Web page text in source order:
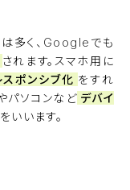
多く、Googleでも
されます。スマホ用に
スポンシブ化 をすれ
パソコンなど デバイ
をいいます。